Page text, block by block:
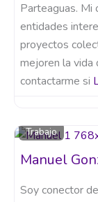
Parteaguas. Mi
entidades
proyectos
mejoren la vida
contactarme si
Trabajo
Manuel
Soy conector